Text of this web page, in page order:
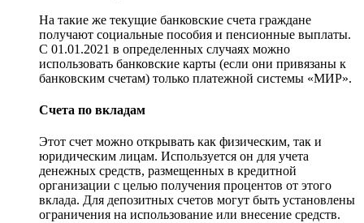
На такие же текущие банковские счета граждане
получают социальные пособия и пенсионные выплаты.
С 01.01.2021 в определенных случаях можно
использовать банковские карты (если они привязаны к
банковским счетам) только платежной системы «МИР».
Счета по вкладам
Этот счет можно открывать как физическим, так и
юридическим лицам. Используется он для учета
денежных средств, размещенных в кредитной
организации с целью получения процентов от этого
вклада. Для депозитных счетов могут быть установлены
ограничения на использование или внесение средств.